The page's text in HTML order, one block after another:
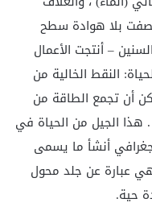
بلا هوادة سطح
– أنتجت الأعمال
النقط الخالية من
أن تجمع الطاقة من
. هذا الجيل من الحياة في
أنشأ ما يسمى
عبارة عن جلد محول
حية.